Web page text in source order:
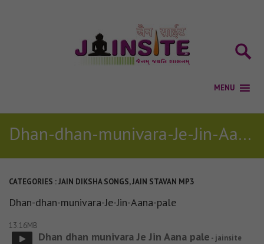
Dhan-dhan-munivara-Je-Jin-Aana-pale
CATEGORIES :JAIN DIKSHA SONGS,JAIN STAVAN MP3
Dhan-dhan-munivara-Je-Jin-Aana-pale
13.16MB
Dhan dhan munivara Je Jin Aana pale - jainsite